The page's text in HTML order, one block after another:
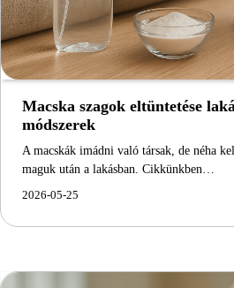
Macska szagok eltüntetése
módszerek
A macskák imádni való társak, de néha
maguk után a lakásban. Cikkünkben…
2026-05-25